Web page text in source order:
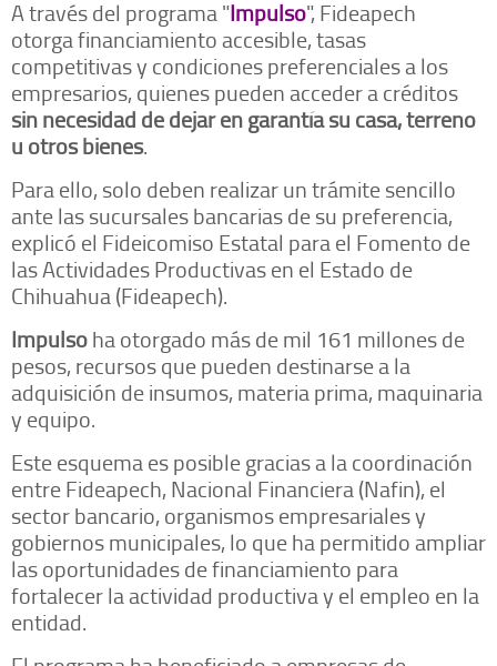
A través del programa "Impulso", Fideapech
otorga financiamiento accesible, tasas
competitivas y condiciones preferenciales a los
empresarios, quienes pueden acceder a créditos
sin necesidad de dejar en garantía su casa, terreno
u otros bienes.
Para ello, solo deben realizar un trámite sencillo
ante las sucursales bancarias de su preferencia,
explicó el Fideicomiso Estatal para el Fomento de
las Actividades Productivas en el Estado de
Chihuahua (Fideapech).
Impulsoha otorgado más de mil 161 millones de
pesos, recursos que pueden destinarse a la
adquisición de insumos, materia prima, maquinaria
y equipo.
Este esquema es posible gracias a la coordinación
entre Fideapech, Nacional Financiera (Nafin), el
sector bancario, organismos empresariales y
gobiernos municipales, lo que ha permitido ampliar
las oportunidades de financiamiento para
fortalecer la actividad productiva y el empleo en la
entidad.